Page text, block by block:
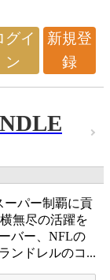
グイ
ン
新規登
録
ーパー制覇に貢
無尽の活躍を
バー、NFLの
ンドレルのコ...